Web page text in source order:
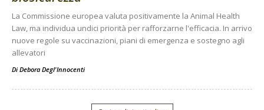
La Commissione europea valuta positivamente la Animal Health
Law, ma individua undici priorità per rafforzarne l'efficacia. In arrivo
nuove regole su vaccinazioni, piani di emergenza e sostegno agli
allevatori
Di Debora Degl'Innocenti